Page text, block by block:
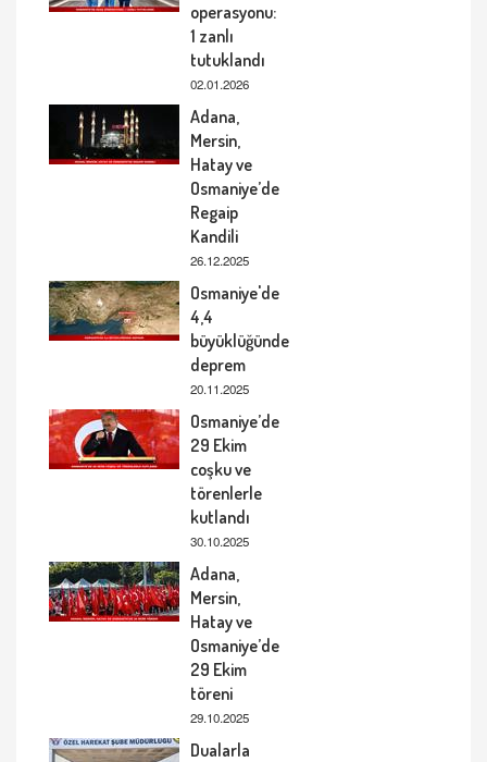
operasyonu:
1 zanlı
tutuklandı
02.01.2026
Adana,
Mersin,
Hatay ve
Osmaniye’de
Regaip
Kandili
26.12.2025
Osmaniye'de
4,4
büyüklüğünde
deprem
20.11.2025
Osmaniye’de
29 Ekim
coşku ve
törenlerle
kutlandı
30.10.2025
Adana,
Mersin,
Hatay ve
Osmaniye’de
29 Ekim
töreni
29.10.2025
Dualarla